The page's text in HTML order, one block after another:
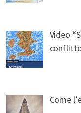
Video
conflitto
Come